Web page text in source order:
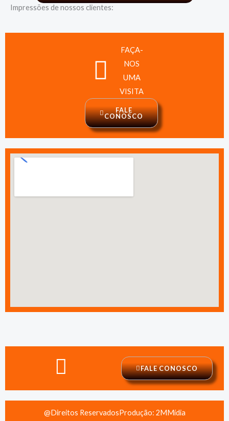
Impressões de nossos clientes:
FAÇA-
NOS
UMA
VISITA
FALE
CONOSCO
FALE CONOSCO
@Direitos ReservadosProdução: 2MMídia